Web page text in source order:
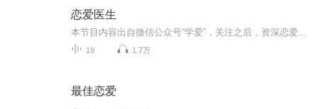
恋爱医生
19 1.7万
最佳恋爱